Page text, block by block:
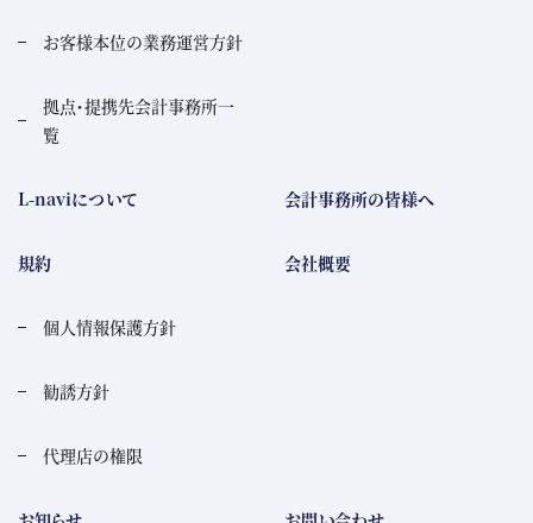
お客様本位の業務運営方針
拠点・提携先会計事務所一
覧
L-naviについて 会計事務所の皆様へ
規約
個人情報保護方針
勧誘方針
代理店の権限
会社概要